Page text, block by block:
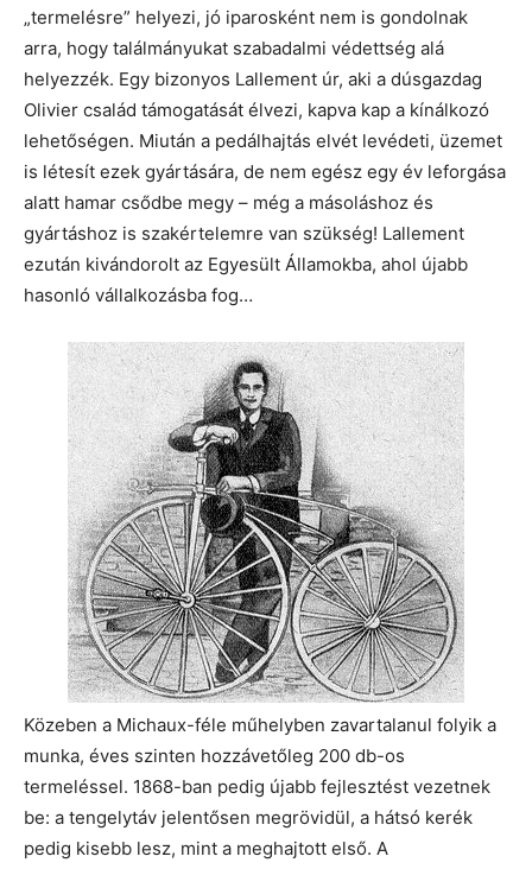
„termelésre” helyezi, jó iparosként nem is gondolnak
arra, hogy találmányukat szabadalmi védettség alá
helyezzék. Egy bizonyos Lallement úr, aki a dúsgazdag
Olivier család támogatását élvezi, kapva kap a kínálkozó
lehetőségen. Miután a pedálhajtás elvét levédeti, üzemet
is létesít ezek gyártására, de nem egész egy év leforgása
alatt hamar csődbe megy – még a másoláshoz és
gyártáshoz is szakértelemre van szükség! Lallement
ezután kivándorolt az Egyesült Államokba, ahol újabb
hasonló vállalkozásba fog…
Közeben a Michaux-féle műhelyben zavartalanul folyik a
munka, éves szinten hozzávetőleg 200 db-os
termeléssel. 1868-ban pedig újabb fejlesztést vezetnek
be: a tengelytáv jelentősen megrövidül, a hátsó kerék
pedig kisebb lesz, mint a meghajtott első. A